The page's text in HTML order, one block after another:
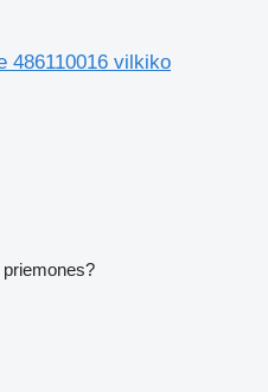
486110016 vilkiko